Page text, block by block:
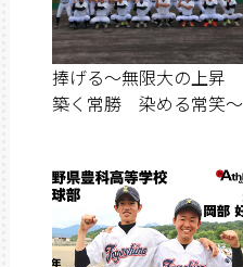
捧げる～無限大の上昇
築く常勝 染める常笑～